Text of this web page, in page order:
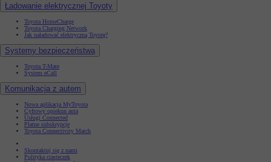
Ładowanie elektrycznej Toyoty
Toyota HomeCharge
Toyota Charging Network
Jak naładować elektryczną Toyotę?
Systemy bezpieczeństwa
Toyota T-Mate
System eCall
Komunikacja z autem
Nowa aplikacja MyToyota
Cyfrowy opiekun auta
Usługi Connected
Płatne subskrypcje
Toyota Connectivity Match
Skontaktuj się z nami
Polityka ciasteczek